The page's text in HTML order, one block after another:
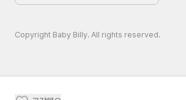
Copyright Baby Billy. All rights reserved.